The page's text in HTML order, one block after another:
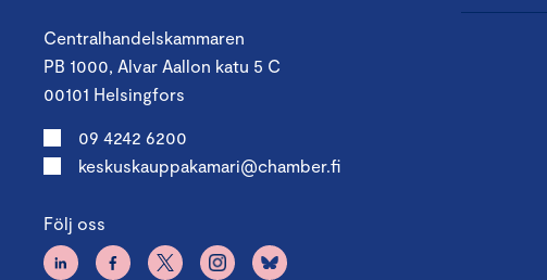
Centralhandelskammaren
PB 1000, Alvar Aallon katu 5 C
00101 Helsingfors
09 4242 6200
keskuskauppakamari@chamber.fi
Följ oss